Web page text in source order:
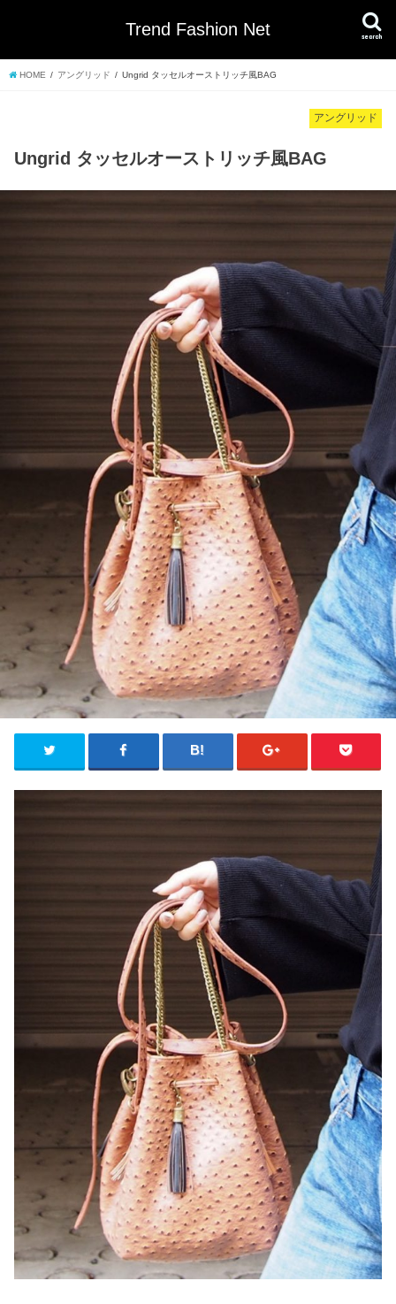
Trend Fashion Net search
HOME アングリッド Ungrid タッセルオーストリッチ風BAG
アングリッド
Ungrid タッセルオーストリッチ風BAG